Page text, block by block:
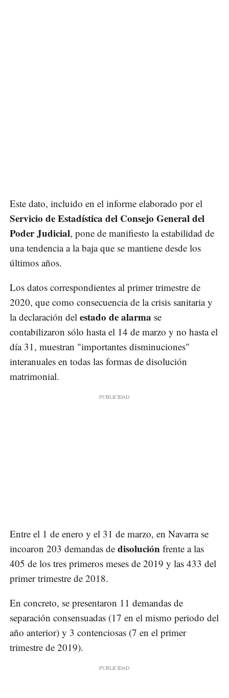
Este dato, incluido en el informe elaborado por el
Servicio de Estadística del Consejo General del
Poder Judicial, pone de manifiesto la estabilidad de
una tendencia a la baja que se mantiene desde los
últimos años.
Los datos correspondientes al primer trimestre de
2020, que como consecuencia de la crisis sanitaria y
la declaración del estado de alarma se
contabilizaron sólo hasta el 14 de marzo y no hasta el
día 31, muestran "importantes disminuciones"
interanuales en todas las formas de disolución
matrimonial.
Entre el 1 de enero y el 31 de marzo, en Navarra se
incoaron 203 demandas de disolución frente a las
405 de los tres primeros meses de 2019 y las 433 del
primer trimestre de 2018.
En concreto, se presentaron 11 demandas de
separación consensuadas (17 en el mismo periodo del
año anterior) y 3 contenciosas (7 en el primer
trimestre de 2019).